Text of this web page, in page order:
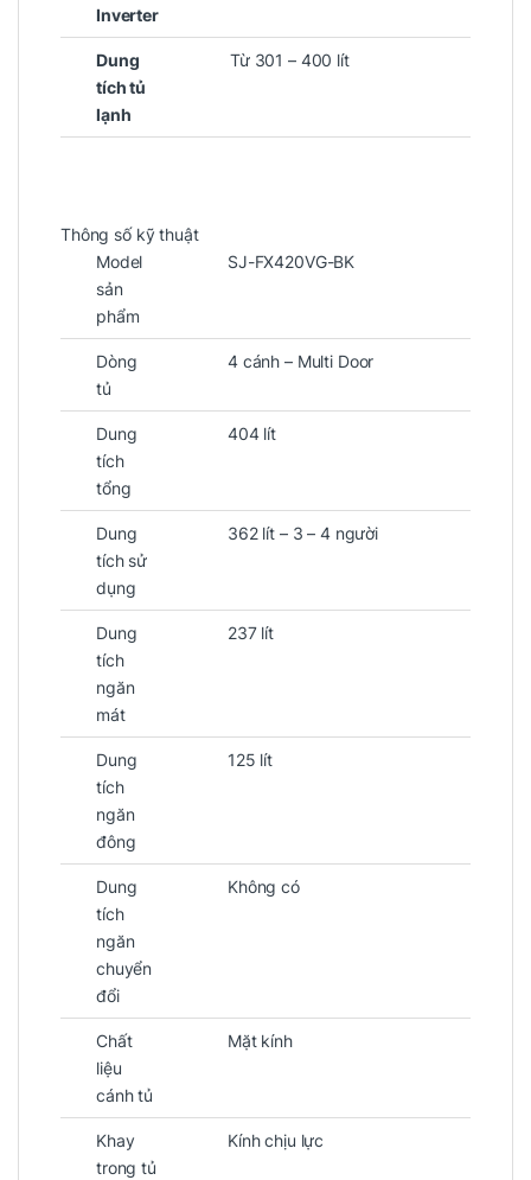
Inverter
Dung
tích tủ
lạnh
Từ 301 – 400 lít
Thông số kỹ thuật
Model
sản
phẩm
SJ-FX420VG-BK
Dòng
tủ
4 cánh – Multi Door
Dung
tích
tổng
404 lít
Dung
tích sử
dụng
362 lít – 3 – 4 người
Dung
tích
ngăn
mát
237 lít
Dung
tích
ngăn
đông
125 lít
Dung
tích
ngăn
chuyển
đổi
Không có
Chất
liệu
cánh tủ
Mặt kính
Khay
trong tủ
Kính chịu lực